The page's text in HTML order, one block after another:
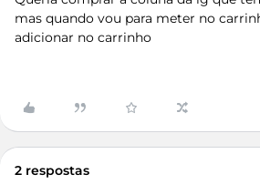
mas quando vou para meter no
adicionar no carrinho
2 respostas